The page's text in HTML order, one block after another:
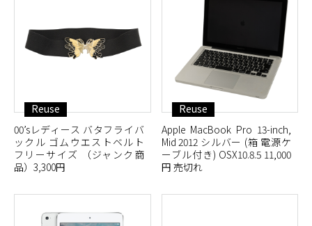
Reuse
00’sレディース バタフライバ
ックル ゴムウエストベルト
フリーサイズ （ジャンク商
品）3,300円
Reuse
Apple MacBook Pro 13-inch,
Mid 2012 シルバー (箱 電源ケ
ーブル付き) OSX10.8.5 11,000
円 売切れ